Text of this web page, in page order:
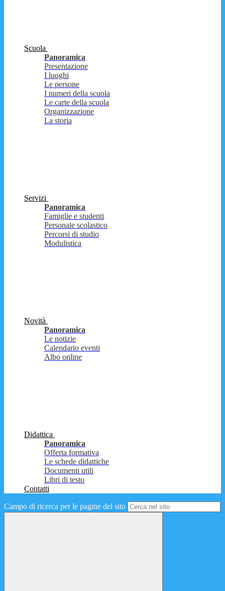
Scuola
Panoramica
Presentazione
I luoghi
Le persone
I numeri della scuola
Le carte della scuola
Organizzazione
La storia
Servizi
Panoramica
Famiglie e studenti
Personale scolastico
Percorsi di studio
Modulistica
Novità
Panoramica
Le notizie
Calendario eventi
Albo online
Didattica
Panoramica
Offerta formativa
Le schede didattiche
Documenti utili
Libri di testo
Contatti
Campo di ricerca per le pagine del sito